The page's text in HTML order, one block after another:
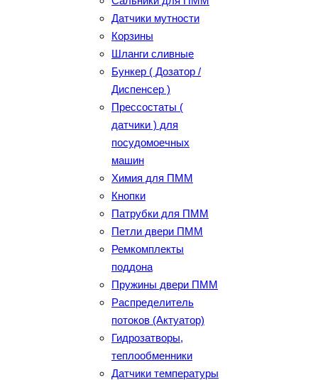
Датчики мутности
Корзины
Шланги сливные
Бункер ( Дозатор /
Диспенсер )
Прессостаты (
датчики ) для
посудомоечных
машин
Химия для ПММ
Кнопки
Патрубки для ПММ
Петли двери ПММ
Ремкомплекты
поддона
Пружины двери ПММ
Распределитель
потоков (Актуатор)
Гидрозатворы,
теплообменники
Датчики температуры